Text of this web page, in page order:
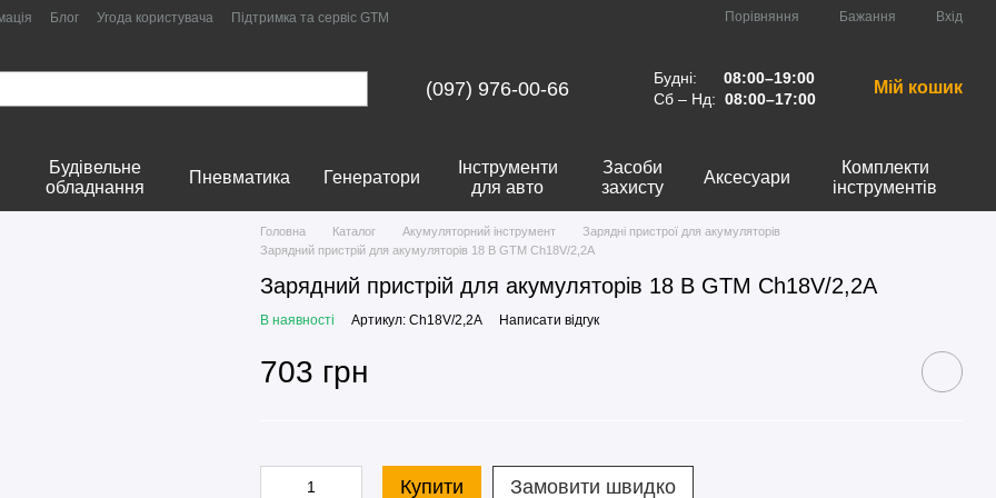
Блог Угода користувача Підтримка та сервіс GTM Порівняння Бажання Вхід
(097) 976-00-66 Будні:
08:00–19:00
Сб – Нд: 08:00–17:00
Мій кошик
Будівельне
обладнання
Пневматика Генератори
Інструменти
для авто
Засоби
захисту
Аксесуари
Комплекти
інструментів
Головна Каталог Акумуляторний інструмент
Зарядні пристрої для акумуляторів
Зарядний пристрій для акумуляторів 18 В GTM Ch18V/2,2А
Зарядний пристрій для акумуляторів 18 В GTM Ch18V/2,2А
В наявності Артикул: Ch18V/2,2А Написати відгук
703 грн
Купити Замовити швидко